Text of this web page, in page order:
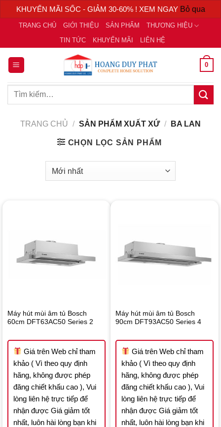
KHUYẾN MÃI SỐC - GIẢM 30-60% ! XEM NGAY Bỏ qua
Chuyển
nội
dung
TRANG CHỦ GIỚI THIỆU SẢN PHẨM
THƯƠNG HIỆU
TIN TỨC
KHUYẾN MÃI LIÊN HỆ
0
Tìm
TRANG CHỦ / SẢN PHẨM XUẤT XỨ / BA LAN
CHỌN LỌC SẢN PHẨM
Máy hút mùi âm tủ Bosch
60cm DFT63AC50 Series 2
Giá trên Web chỉ tham
khảo ( Vì theo quy định
hãng, không được phép
đăng chiết khấu cao ), Vui
lòng liên hệ trực tiếp để
nhận được Giá giảm tốt
nhất, luôn hài lòng bạn khi
Máy hút mùi âm tủ Bosch
90cm DFT93AC50 Series 4
Giá trên Web chỉ tham
khảo ( Vì theo quy định
hãng, không được phép
đăng chiết khấu cao ), Vui
lòng liên hệ trực tiếp để
nhận được Giá giảm tốt
nhất, luôn hài lòng bạn khi